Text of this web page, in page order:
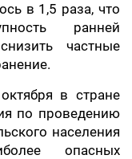
в 1,5 раза, что
ранней
частные
в стране
по проведению
населения
опасных